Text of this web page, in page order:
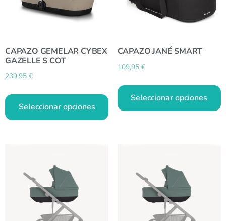
CAPAZO GEMELAR CYBEX
GAZELLE S COT
239,95 €
Seleccionar opciones
CAPAZO JANÉ SMART
109,95 €
Seleccionar opciones